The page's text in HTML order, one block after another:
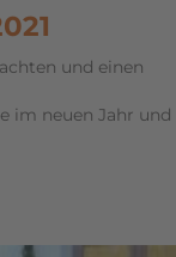
und einen
im neuen Jahr und